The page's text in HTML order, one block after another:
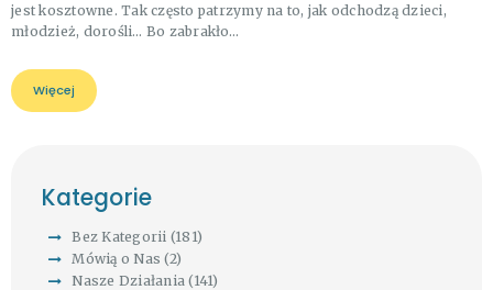
jest kosztowne. Tak często patrzymy na to, jak odchodzą dzieci,
młodzież, dorośli… Bo zabrakło…
Więcej
Kategorie
Bez Kategorii (181)
Mówią o Nas (2)
Nasze Działania (141)